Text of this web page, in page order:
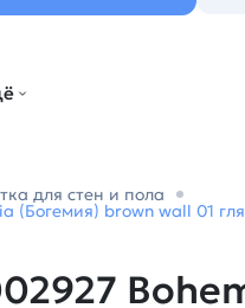
для стен и пола
(Богемия) brown wall 01